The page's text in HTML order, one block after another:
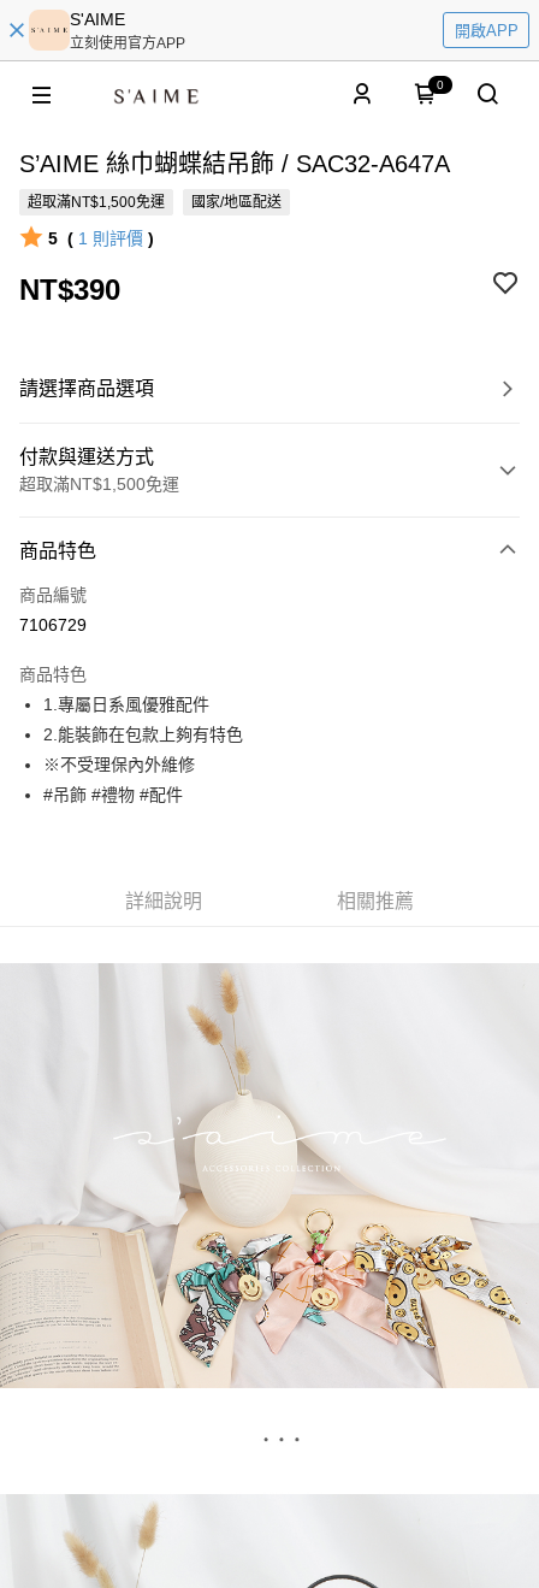
S'AIME
立刻使用官方APP
開啟APP
0
S’AIME 絲巾蝴蝶結吊飾 / SAC32-A647A
超取滿NT$1,500免運 國家/地區配送
5 ( 1 則評價 )
NT$390
請選擇商品選項
付款與運送方式
超取滿NT$1,500免運
信用卡一次付款
超商取貨付款
Apple Pay
街口支付
悠遊付
2.付款方式選擇「大哥付你分期」，訂單成立後會自動跳轉到大哥付的交易
流程，驗證手機門號後，選擇欲分期的期數、繳款截止日，確認付款後即完
3.實際核准額度、可分期數及費用金額請依後續交易確認頁面所載為準。
4.訂單成立30分鐘內，如未前往確認交易或遇審核未通過，訂單將自動取
消。如遇「轉專審核」未通過狀況，表示未達大哥付你分期系統評分，恕無
【繳款方式說明】
1.分期款項不併入電信帳單，「大哥付你分期」於每月結算日後寄送繳費提
2.透過簡訊連結打開帳單後，可選擇「超商條碼／台灣大直營門市／銀行轉
帳／街口支付／iPASS MONEY」等通路繳費。
【注意事項】
1.本服務係由「台灣大哥大股份有限公司」（以下簡稱本公司）所提供，讓
用戶於交易時，得透過本服務購買商品或服務，並由商店將買賣／分期付款
買賣價金債權讓與本公司後，依約使用本公司帳單繳交帳款。
2.基於同意付款使用「大哥付你分期」之契約關係目的，商店將以您的個人
資料（包含姓名、電話或地址）提供予台灣大哥大進項蒐集、處理及利用，
由本公司與您本人進行分期帳單所需資料之確認、核對及更正。
運送方式
每筆NT$80，滿NT$1,500(含以上)免運費
每筆NT$80，滿NT$1,500(含以上)免運費
每筆NT$80，滿NT$1,500(含以上)免運費
付款後萊爾富取貨
每筆NT$80，滿NT$1,500(含以上)免運費
7-11取貨付款
每筆NT$80，滿NT$1,500(含以上)免運費
付款後7-11取貨
每筆NT$100，滿NT$1,500(含以上)免運費
每筆NT$100，滿NT$1,500(含以上)免運費
商品特色
商品編號
7106729
商品特色
1.專屬日系風優雅配件
2.能裝飾在包款上夠有特色
※不受理保內外維修
#吊飾 #禮物 #配件
詳細說明 相關推薦